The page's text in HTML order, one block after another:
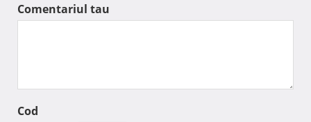
Comentariul tau
Cod